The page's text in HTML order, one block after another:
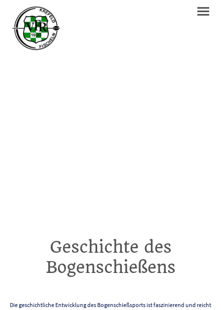
Geschichte des
Bogenschießens
Die geschichtliche Entwicklung des Bogenschießsports ist faszinierend und reicht